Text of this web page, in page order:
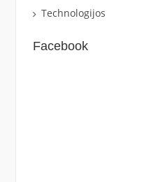
Technologijos
Facebook